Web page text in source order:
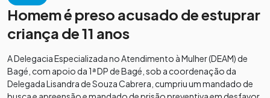
Homem é preso acusado de estuprar
criança de 11 anos
A Delegacia Especializada no Atendimento à Mulher (DEAM) de
Bagé, com apoio da 1ª DP de Bagé, sob a coordenação da
Delegada Lisandra de Souza Cabrera, cumpriu um mandado de